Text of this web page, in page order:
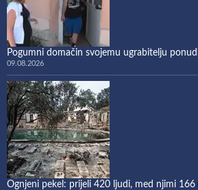
Pogumni domačin svojemu ugrabitelju
09.08.2026
Ognjeni pekel: prijeli 420 ljudi, med njimi